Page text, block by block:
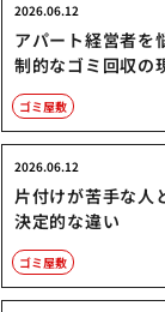
アパート経営者を
制的なゴミ回収の
2026.06.12
ゴミ屋敷
片付けが苦手な人
決定的な違い
2026.06.12
ゴミ屋敷